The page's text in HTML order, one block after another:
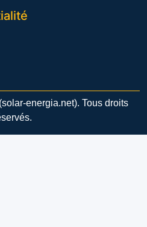
energia.net). Tous droits